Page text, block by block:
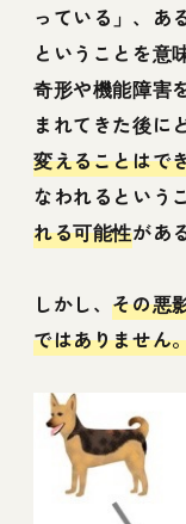
っている」、あ
ということを意
奇形や機能障害
まれてきた後に
変えることはで
なわれるという
れる可能性があ
しかし、その悪
ではありません